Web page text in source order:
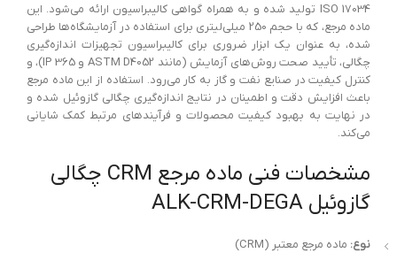
ISO 17034 تولید شده و به همراه گواهی کالیبراسیون ارائه می‌شود. این
ماده مرجع، که با حجم 250 میلی‌لیتری برای استفاده در آزمایشگاه‌ها طراحی
شده، به عنوان یک ابزار ضروری برای کالیبراسیون تجهیزات اندازه‌گیری
چگالی، تأیید صحت روش‌های آزمایش (مانند ASTM D4052 و IP 365)، و
کنترل کیفیت در صنایع نفت و گاز به کار می‌رود. استفاده از این ماده مرجع
باعث افزایش دقت و اطمینان در نتایج اندازه‌گیری چگالی گازوئیل شده و
در نهایت به بهبود کیفیت محصولات و فرآیندهای مرتبط کمک شایانی
می‌کند.
مشخصات فنی ماده مرجع CRM چگالی
گازوئیل ALK-CRM-DEGA
نوع: ماده مرجع معتبر (CRM)